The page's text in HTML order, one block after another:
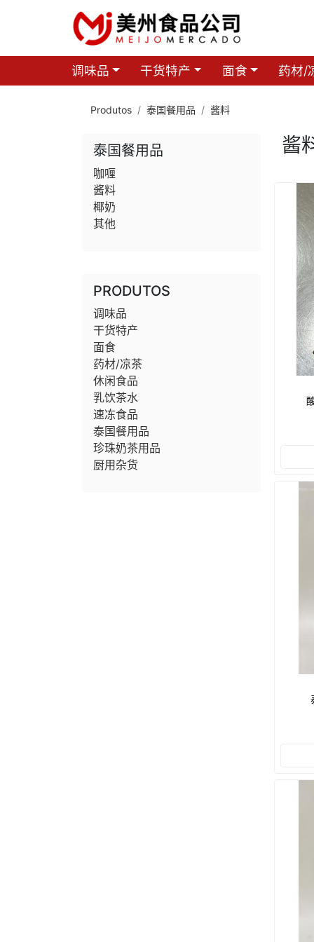
调味品 干货特产 面食 药材/
Produtos 泰国餐用品 酱料
泰国餐用品
咖喱
酱料
椰奶
其他
PRODUTOS
调味品
干货特产
面食
药材/凉茶
休闲食品
乳饮茶水
速冻食品
泰国餐用品
珍珠奶茶用品
厨用杂货
酱